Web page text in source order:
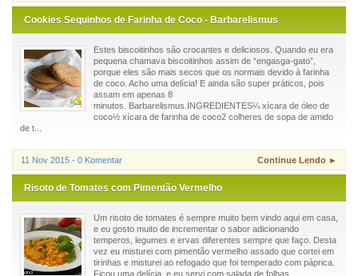
Cookies Sequinhos de Farinha de Coco - Barbarelismus
Estes biscoitinhos são crocantes e deliciosos. Quando eu era
pequena chamava biscoitinhos assim de “engasga-gato”,
porque eles são mais secos que os normais devido à farinha
de coco. Acho uma delícia! E ainda são super práticos, pois
assam em apenas 8
minutos. Barbarelismus.INGREDIENTES¼ xícara de óleo de
coco½ xícara de farinha de coco2 colheres de sopa de amido
de t...
11 Nov 2015 - 0 Komentar Continue Lendo ►
Risoto de Tomates com Pimentão Vermelho
Um risoto de tomates é sempre muito bem vindo aqui em casa,
e eu gosto muito de incrementar o sabor adicionando
temperos, legumes e ervas diferentes sempre que faço. Desta
vez eu misturei com pimentão vermelho assado que cortei em
tirinhas e misturei ao refogado que foi temperado com páprica.
Ficou uma delícia, e eu servi com salada de folhas